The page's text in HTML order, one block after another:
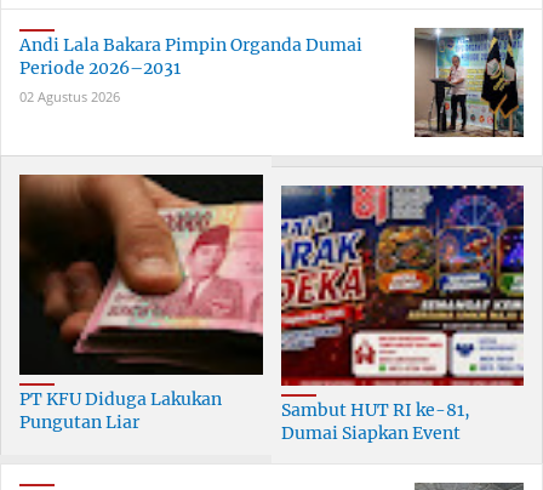
Andi Lala Bakara Pimpin Organda Dumai
Periode 2026–2031
02 Agustus 2026
PT KFU Diduga Lakukan
Pungutan Liar
Dumai
Sambut HUT RI ke-81,
Dumai Siapkan Event